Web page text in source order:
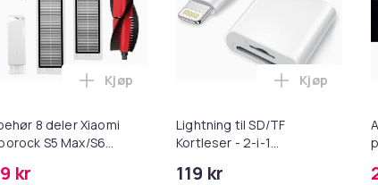
i handlekurven
Dry Shampoo Nonaerosol Balances Scalp & Controls
8 deler Xiaomi
S5 Max/S6
S50/S51/S55/S5/S60/S65/S6
kr
Legg Tilbehør 8 deler Xiaomi Roborock
Kjøp
Lightning til SD/TF
Kortleser - 2-i-1
iPhone/iPad
119 kr
Legg
Kjøp